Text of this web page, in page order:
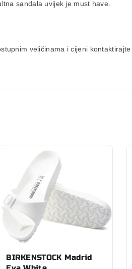
sandala uvijek je must have.
veličinama i cijeni
BIRKENSTOCK Madrid